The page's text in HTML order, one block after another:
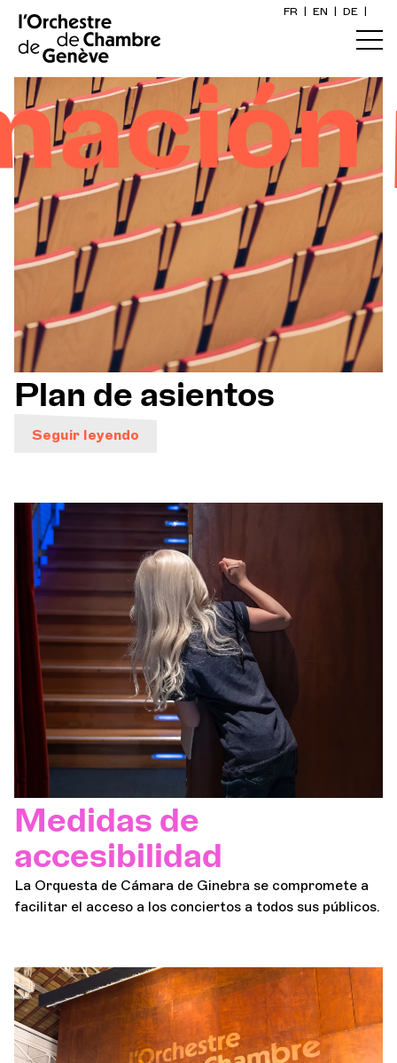
FR EN DE
Plan de asientos
Seguir leyendo
Medidas de
accesibilidad
La Orquesta de Cámara de Ginebra se compromete a
facilitar el acceso a los conciertos a todos sus públicos.
Inicio
Calendario
Comprar un billete
Información práctica
Explore
La Gaceta del Concierto
Participación cultural
LA OCG
Espacio Pro
Iniciar sesión